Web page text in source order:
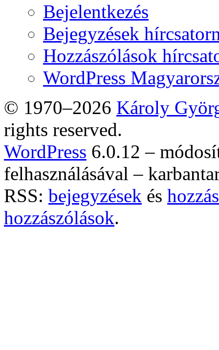
Bejelentkezés
Bejegyzések
Hozzászólások
WordPress
© 1970–2026 Károly
rights reserved.
WordPress 6.0.12 –
felhasználásával –
RSS: bejegyzések és
hozzászólások.